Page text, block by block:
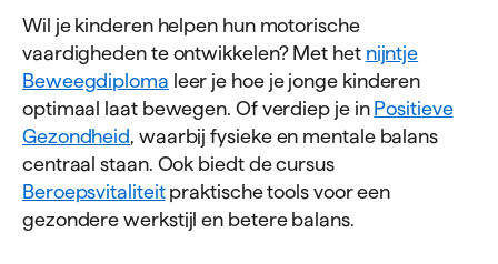
Wil je kinderen helpen hun motorische
vaardigheden te ontwikkelen? Met het nijntje
Beweegdiploma leer je hoe je jonge kinderen
optimaal laat bewegen. Of verdiep je in Positieve
Gezondheid, waarbij fysieke en mentale balans
centraal staan. Ook biedt de cursus
Beroepsvitaliteitpraktische tools voor een
gezondere werkstijl en betere balans.